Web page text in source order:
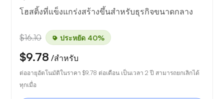
โฮสติ้งที่แข็งแกร่งสร้างขึ้นสำหรับธุรกิจขนาดกลาง
$16.10 ประหยัด 40%
$9.78 /สำหรับ
ต่ออายุอัตโนมัติในราคา $9.78 ต่อเดือน เป็นเวลา 2 ปี สามารถยกเลิกได้
ทุกเมื่อ